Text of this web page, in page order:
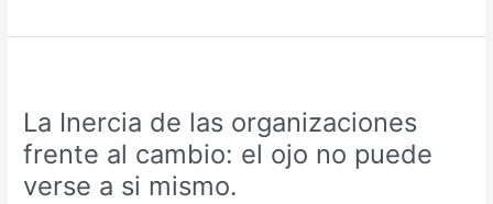
La Inercia de las organizaciones
frente al cambio: el ojo no puede
verse a si mismo.
de
las
organizaciones
frente